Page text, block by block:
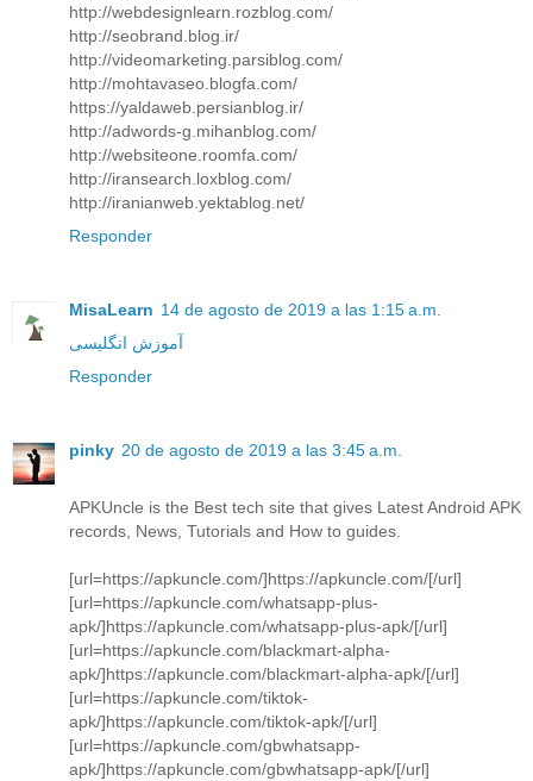
http://webdesignlearn.rozblog.com/
http://seobrand.blog.ir/
http://videomarketing.parsiblog.com/
http://mohtavaseo.blogfa.com/
https://yaldaweb.persianblog.ir/
http://adwords-g.mihanblog.com/
http://websiteone.roomfa.com/
http://iransearch.loxblog.com/
http://iranianweb.yektablog.net/
Responder
MisaLearn 14 de agosto de 2019 a las 1:15 a.m.
آموزش انگلیسی
Responder
pinky 20 de agosto de 2019 a las 3:45 a.m.
APKUncle is the Best tech site that gives Latest Android APK
records, News, Tutorials and How to guides.
[url=https://apkuncle.com/]https://apkuncle.com/[/url]
[url=https://apkuncle.com/whatsapp-plus-
apk/]https://apkuncle.com/whatsapp-plus-apk/[/url]
[url=https://apkuncle.com/blackmart-alpha-
apk/]https://apkuncle.com/blackmart-alpha-apk/[/url]
[url=https://apkuncle.com/tiktok-
apk/]https://apkuncle.com/tiktok-apk/[/url]
[url=https://apkuncle.com/gbwhatsapp-
apk/]https://apkuncle.com/gbwhatsapp-apk/[/url]